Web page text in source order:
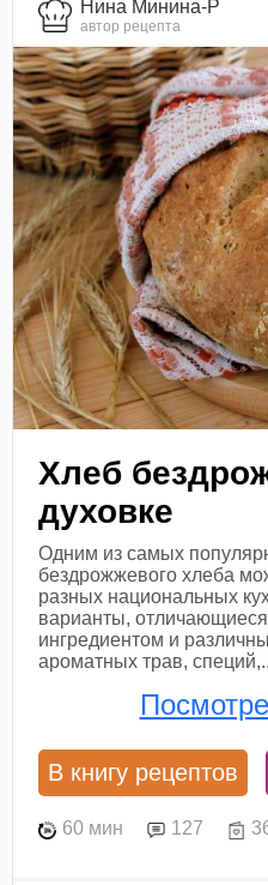
Нина Минина-Р
автор рецепта
Хлеб
духовке
Одним из самых
бездрожжевого хлеба
разных национальных
варианты,
ингредиентом и
ароматных трав,
В книгу рецептов
60 мин 127